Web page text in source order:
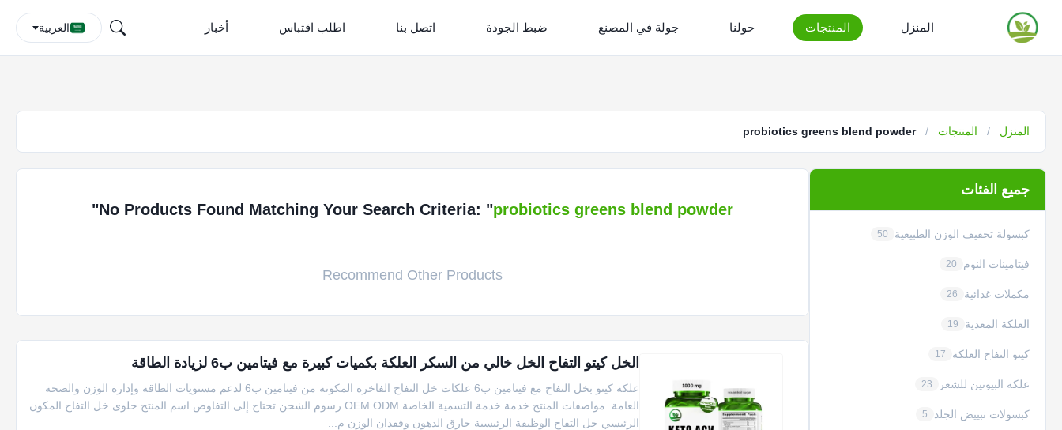
المنزل المنتجات حولنا جولة في المصنع ضبط الجودة اتصل بنا اطلب اقتباس أخبار العربية
المنزل / المنتجات /
probiotics greens blend powder
جميع الفئات
كبسولة تخفيف الوزن الطبيعية 50
فيتامينات النوم 20
مكملات غذائية 26
العلكة المغذية 19
كيتو التفاح العلكة 17
علكة البيوتين للشعر 23
كبسولات تبييض الجلد 5
No Products Found Matching Your Search Criteria: "probiotics greens blend powder
"
Recommend Other Products
الخل كيتو التفاح الخل خالي من السكر العلكة بكميات كبيرة مع فيتامين ب6 لزيادة الطاقة
علكة كيتو بخل التفاح مع فيتامين ب6 علكات خل التفاح الفاخرة المكونة من فيتامين ب6 لدعم مستويات الطاقة وإدارة الوزن والصحة
العامة. مواصفات المنتج خدمة خدمة التسمية الخاصة OEM ODM رسوم الشحن تحتاج إلى التفاوض اسم المنتج حلوى خل التفاح المكون
الرئيسي خل التفاح الوظيفة الرئيسية حارق الدهون وفقدان الوزن م...